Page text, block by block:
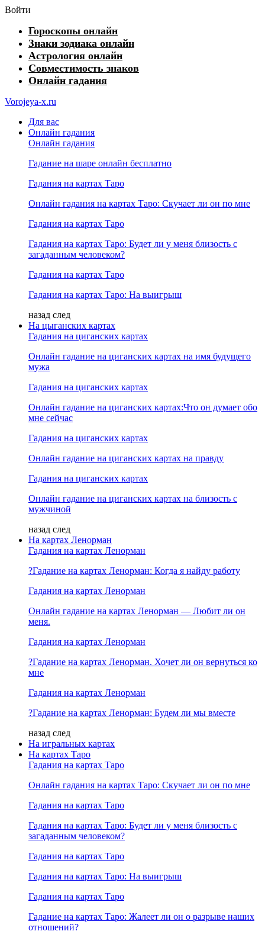
Войти
Гороскопы онлайн
Знаки зодиака онлайн
Астрология онлайн
Совместимость знаков
Онлайн гадания
Vorojeya-x.ru
Для вас
Онлайн гадания
Онлайн гадания
Гадание на шаре онлайн бесплатно
Гадания на картах Таро
Онлайн гадания на картах Таро: Скучает ли он по мне
Гадания на картах Таро
Гадания на картах Таро: Будет ли у меня близость с
загаданным человеком?
Гадания на картах Таро
Гадания на картах Таро: На выигрыш
назад след
На цыганских картах
Гадания на циганских картах
Онлайн гадание на циганских картах на имя будущего
мужа
Гадания на циганских картах
Онлайн гадание на циганских картах:Что он думает обо
мне сейчас
Гадания на циганских картах
Онлайн гадание на циганских картах на правду
Гадания на циганских картах
Онлайн гадание на циганских картах на близость с
мужчиной
назад след
На картах Ленорман
Гадания на картах Ленорман
?Гадание на картах Ленорман: Когда я найду работу
Гадания на картах Ленорман
Онлайн гадание на картах Ленорман — Любит ли он
меня.
Гадания на картах Ленорман
?Гадание на картах Ленорман. Хочет ли он вернуться ко
мне
Гадания на картах Ленорман
?Гадание на картах Ленорман: Будем ли мы вместе
назад след
На игральных картах
На картах Таро
Гадания на картах Таро
Онлайн гадания на картах Таро: Скучает ли он по мне
Гадания на картах Таро
Гадания на картах Таро: Будет ли у меня близость с
загаданным человеком?
Гадания на картах Таро
Гадания на картах Таро: На выигрыш
Гадания на картах Таро
Гадание на картах Таро: Жалеет ли он о разрыве наших
отношений?